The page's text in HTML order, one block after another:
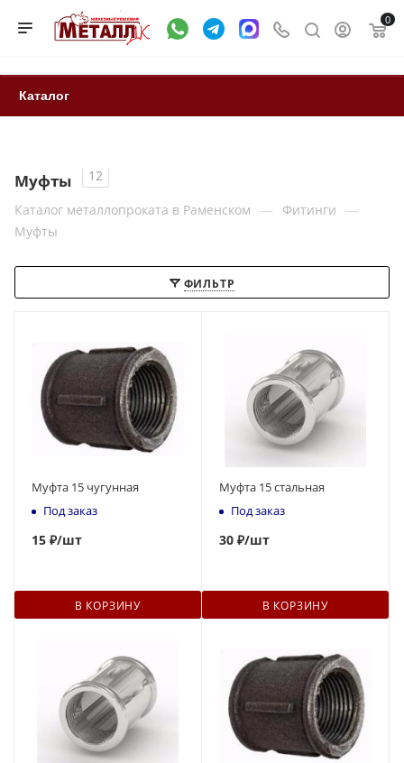
0
Каталог
Муфты
12
Каталог металлопроката в Раменском — Фитинги —
Муфты
ФИЛЬТР
Муфта 15 чугунная
Под заказ
15 ₽/шт
В КОРЗИНУ
Муфта 15 стальная
Под заказ
30 ₽/шт
В КОРЗИНУ